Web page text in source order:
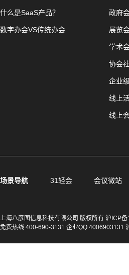
什么是SaaS产品？
数字办会VS传统办会
政府
展览
学术
协会
企业
线上
线上
场景导航 31轻会 会议微站
上海八彦图信息科技有限公司 版权所有 沪ICP
免费热线:400-690-3131 企业QQ:4006903131